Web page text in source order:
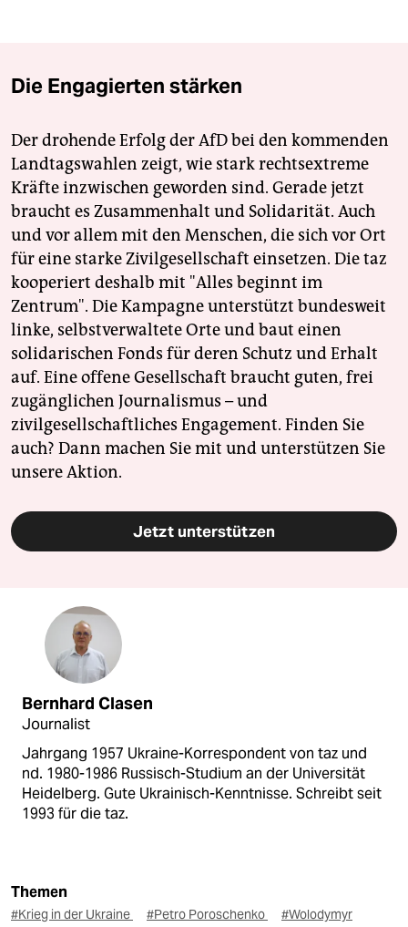
Die Engagierten stärken
Der drohende Erfolg der AfD bei den kommenden
Landtagswahlen zeigt, wie stark rechtsextreme
Kräfte inzwischen geworden sind. Gerade jetzt
braucht es Zusammenhalt und Solidarität. Auch
und vor allem mit den Menschen, die sich vor Ort
für eine starke Zivilgesellschaft einsetzen. Die taz
kooperiert deshalb mit "Alles beginnt im
Zentrum". Die Kampagne unterstützt bundesweit
linke, selbstverwaltete Orte und baut einen
solidarischen Fonds für deren Schutz und Erhalt
auf. Eine offene Gesellschaft braucht guten, frei
zugänglichen Journalismus – und
zivilgesellschaftliches Engagement. Finden Sie
auch? Dann machen Sie mit und unterstützen Sie
unsere Aktion.
Jetzt unterstützen
Bernhard Clasen
Journalist
Jahrgang 1957 Ukraine-Korrespondent von taz und
nd. 1980-1986 Russisch-Studium an der Universität
Heidelberg. Gute Ukrainisch-Kenntnisse. Schreibt seit
1993 für die taz.
Themen
#Krieg in der Ukraine #Petro Poroschenko #Wolodymyr